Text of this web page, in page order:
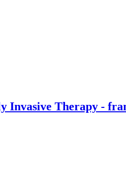
Invasive Therapy -